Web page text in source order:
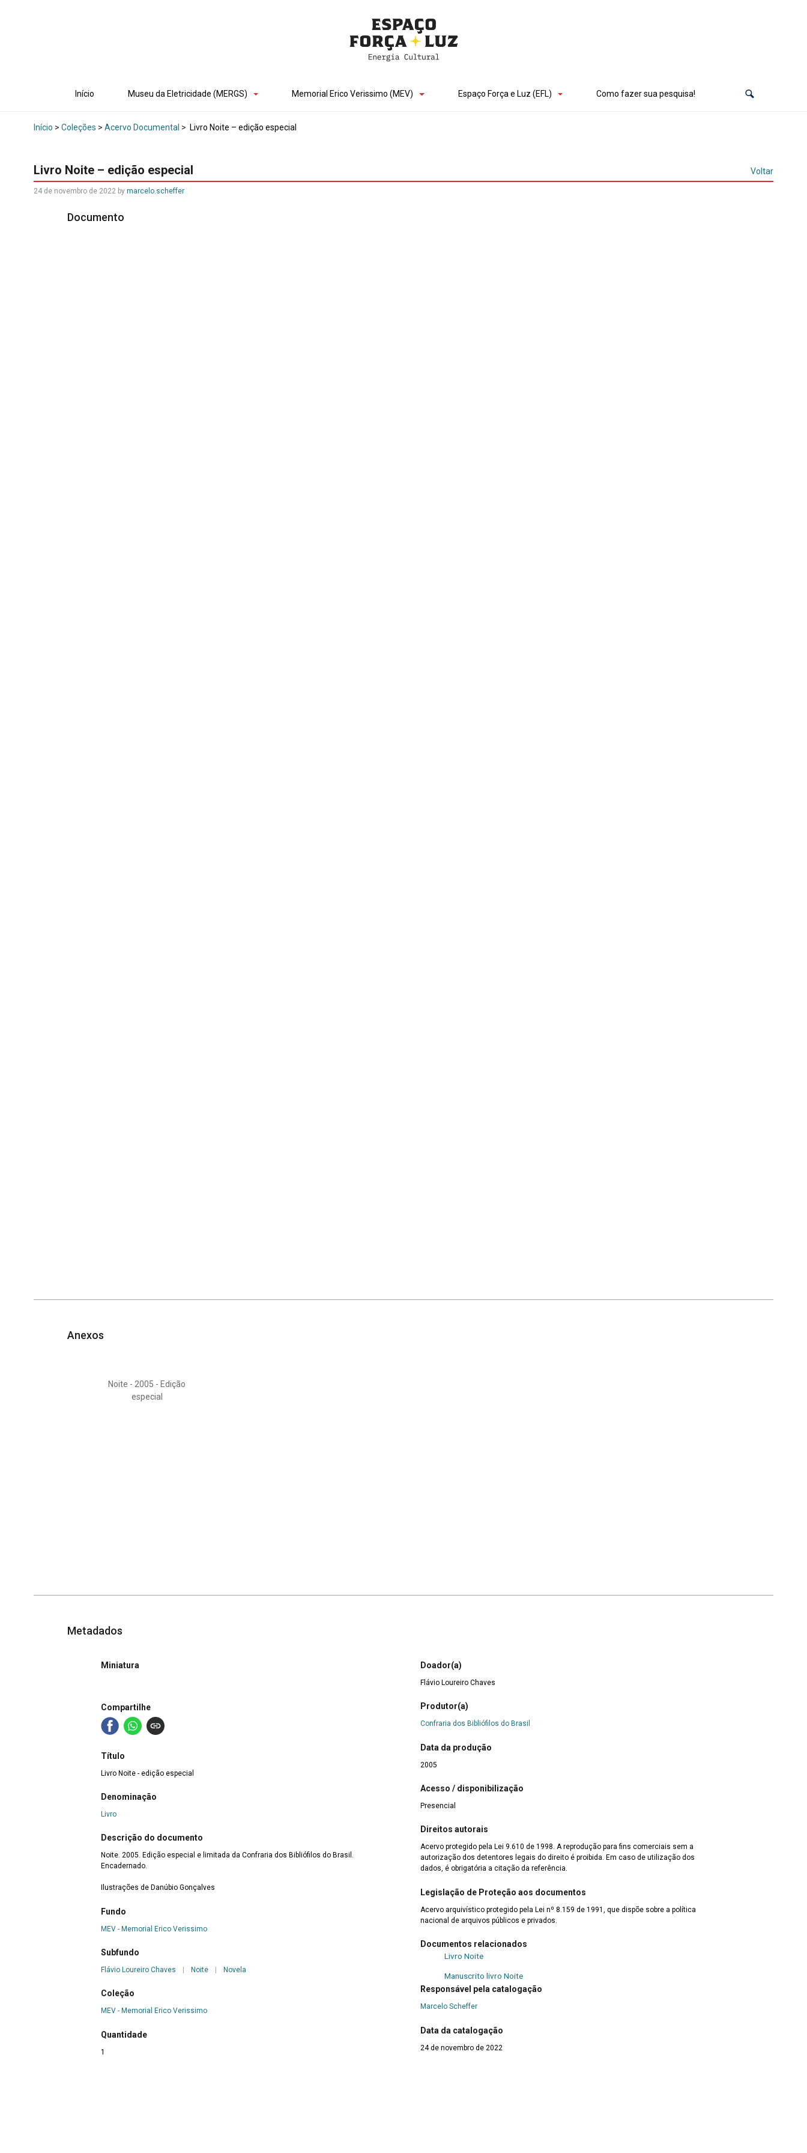
Início Museu da Eletricidade (MERGS) Memorial Erico Verissimo (MEV) Espaço Força e Luz (EFL) Como fazer sua pesquisa!
Início > Coleções > Acervo Documental > Livro Noite – edição especial
Livro Noite – edição especial Voltar
24 de novembro de 2022 by marcelo.scheffer
Documento
Anexos
Noite - 2005 - Edição
especial
Metadados
Miniatura
Compartilhe
Título
Livro Noite - edição especial
Denominação
Livro
Descrição do documento
Noite. 2005. Edição especial e limitada da Confraria dos Bibliófilos do Brasil.
Encadernado.
Ilustrações de Danúbio Gonçalves
Fundo
MEV - Memorial Erico Verissimo
Subfundo
Flávio Loureiro Chaves Noite Novela
Coleção
MEV - Memorial Erico Verissimo
Quantidade
1
Doador(a)
Flávio Loureiro Chaves
Produtor(a)
Confraria dos Bibliófilos do Brasil
Data da produção
2005
Acesso / disponibilização
Presencial
Direitos autorais
Acervo protegido pela Lei 9.610 de 1998. A reprodução para fins comerciais sem a
autorização dos detentores legais do direito é proibida. Em caso de utilização dos
dados, é obrigatória a citação da referência.
Legislação de Proteção aos documentos
Acervo arquivístico protegido pela Lei nº 8.159 de 1991, que dispõe sobre a política
nacional de arquivos públicos e privados.
Documentos relacionados
Livro Noite
|Manuscrito livro Noite
Responsável pela catalogação
Marcelo Scheffer
Data da catalogação
24 de novembro de 2022